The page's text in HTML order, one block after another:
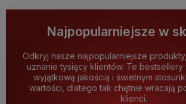
Najpopularniejsze w
Odkryj nasze najpopularniejsze
uznanie tysięcy klientów. Te bestsellery
wyjątkową jakością i świetnym
wartości, dlatego tak chętnie wracają
klienci.